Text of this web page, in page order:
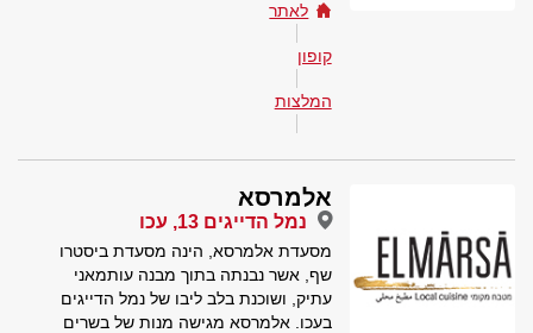
לאתר
קופון
המלצות
אלמרסא
נמל הדייגים 13, עכו
מסעדת אלמרסא, הינה מסעדת ביסטרו
שף, אשר נבנתה בתוך מבנה עותמאני
עתיק, ושוכנת בלב ליבו של נמל הדייגים
בעכו. אלמרסא מגישה מנות של בשרים